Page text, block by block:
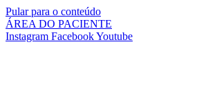
Pular para o conteúdo
ÁREA DO PACIENTE
Instagram FacebookYoutube